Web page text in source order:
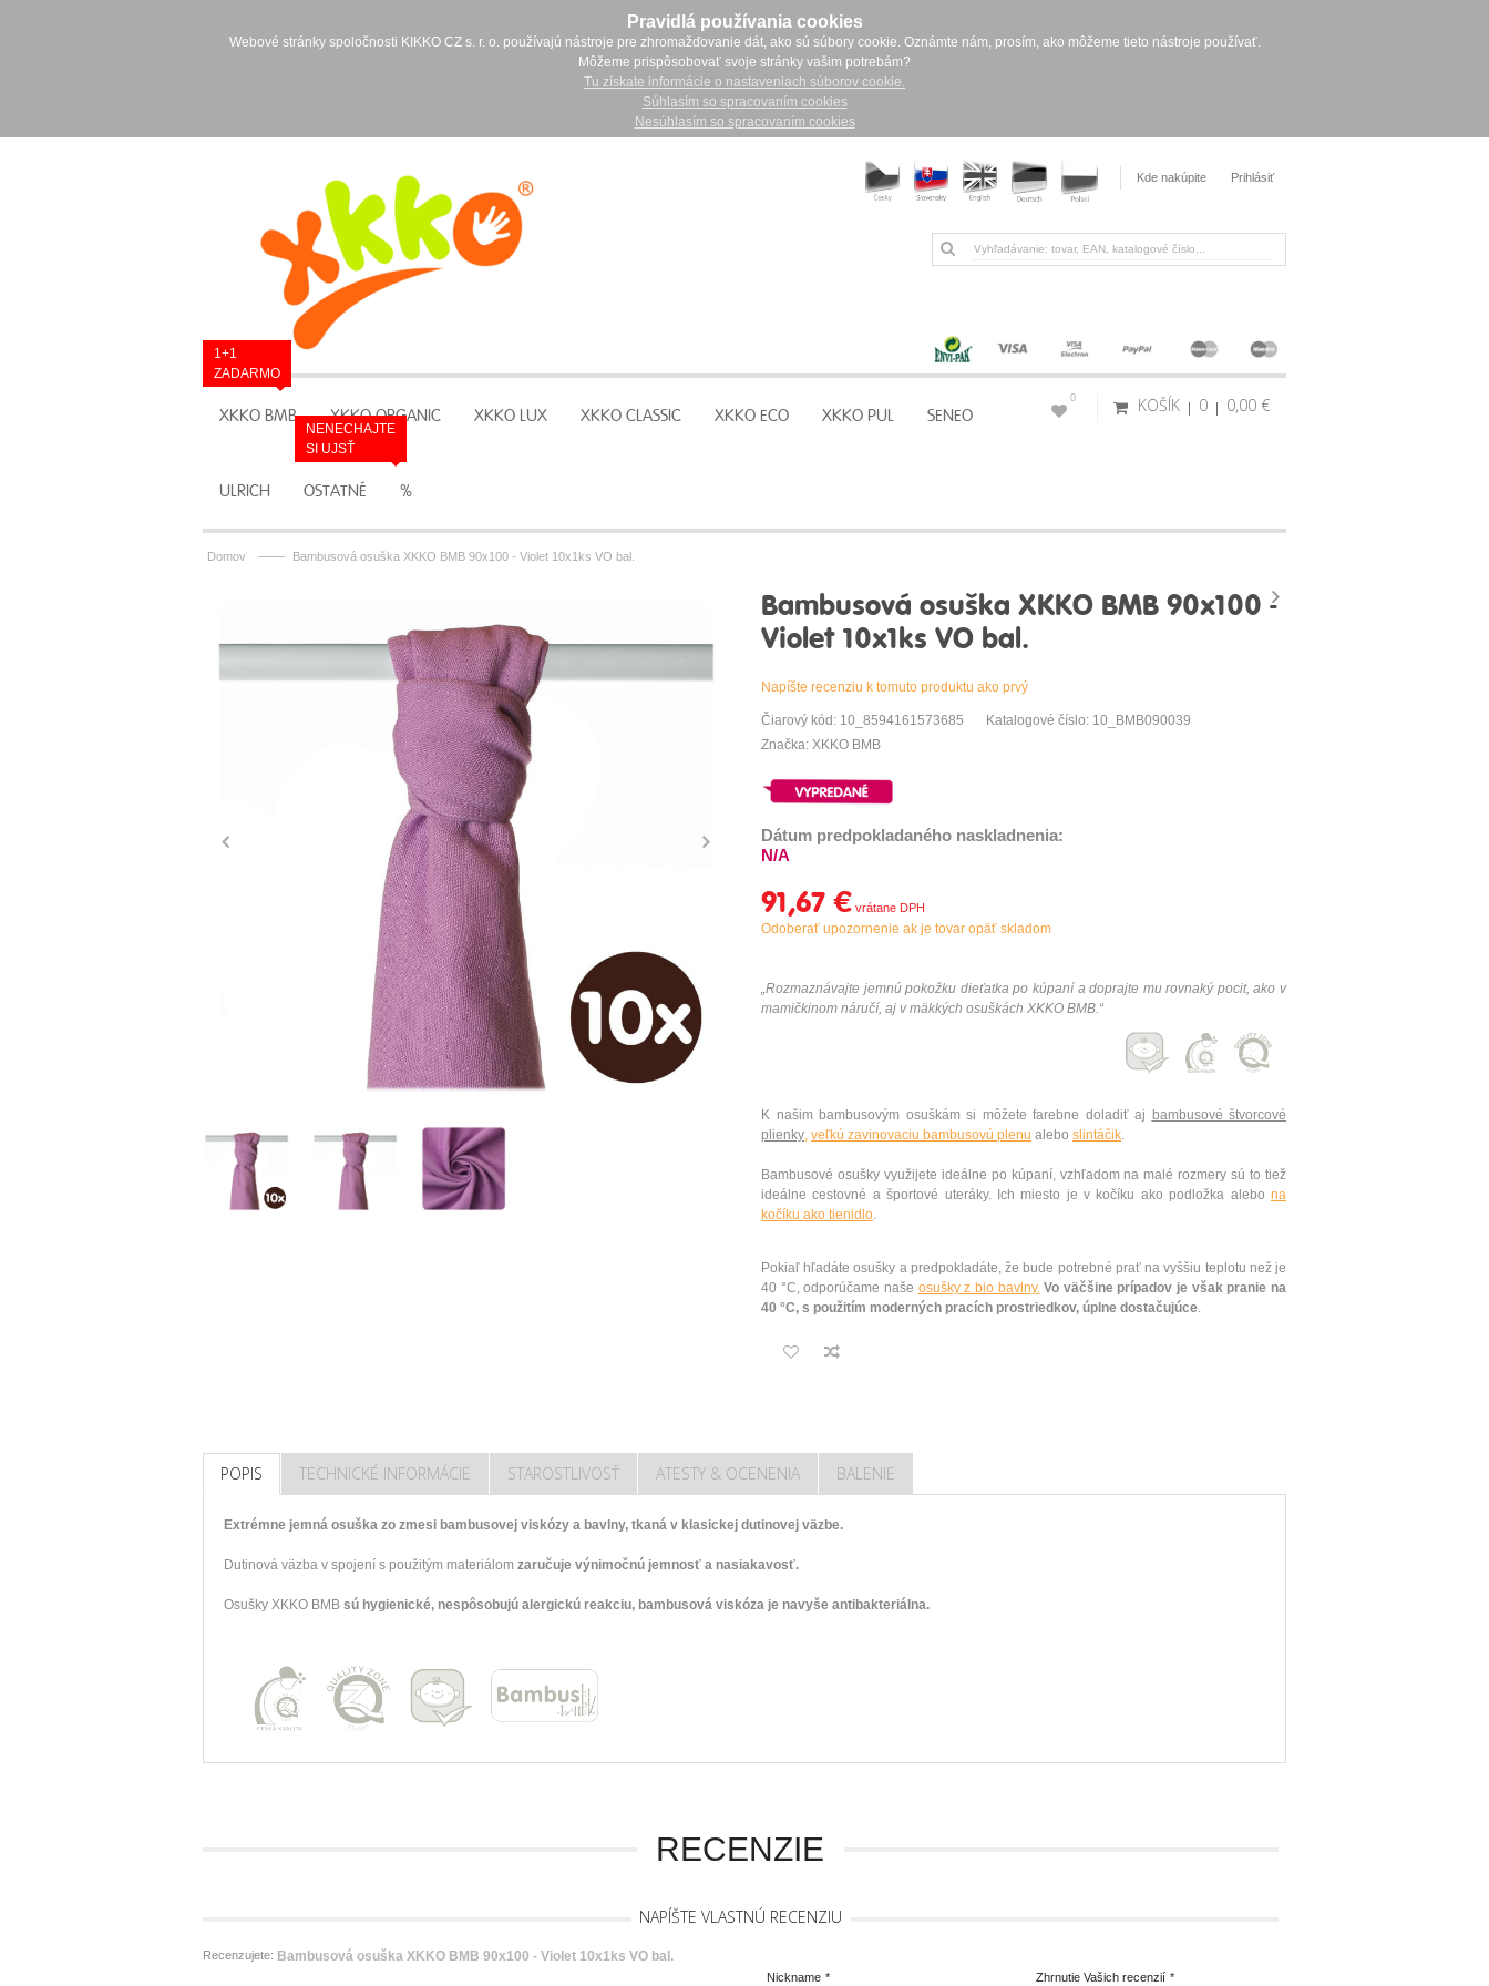
Pravidlá používania cookies
Webové stránky spoločnosti KIKKO CZ s. r. o. používajú nástroje pre zhromažďovanie dát, ako sú súbory cookie. Oznámte nám, prosím, ako môžeme tieto nástroje používať.
Môžeme prispôsobovať svoje stránky vašim potrebám?
Tu získate informácie o nastaveniach súborov cookie.
Súhlasím so spracovaním cookies
Nesúhlasím so spracovaním cookies
Kde nakúpite Prihlásiť
XKKO BMB
1+1
ZADARMO
XKKO ORGANIC XKKO LUX XKKO CLASSIC XKKO ECO XKKO PUL SENEO
ULRICH OSTATNÉ %
NENECHAJTE
SI UJSŤ
KOŠÍK 0 0,00 €
0
Domov —— Bambusová osuška XKKO BMB 90x100 - Violet 10x1ks VO bal.
Bambusová osuška XKKO BMB 90x100 -
Violet 10x1ks VO bal.
Napíšte recenziu k tomuto produktu ako prvý
Čiarový kód: 10_8594161573685
Katalogové číslo: 10_BMB090039
Značka: XKKO BMB
Dátum predpokladaného naskladnenia:
N/A
91,67 €
Odoberať upozornenie ak je tovar opäť skladom
„Rozmaznávajte jemnú pokožku dieťatka po kúpaní a doprajte mu rovnaký pocit, ako v
mamičkinom náručí, aj v mäkkých osuškách XKKO BMB.“
K našim bambusovým osuškám si môžete farebne doladiť aj
bambusové štvorcové
plienky, veľkú zavinovaciu bambusovú plenu alebo slintáčik.
Bambusové osušky využijete ideálne po kúpaní, vzhľadom na malé rozmery sú to tiež
ideálne cestovné a športové uteráky. Ich miesto je v kočíku ako podložka alebo na
kočíku ako tienidlo.
Pokiaľ hľadáte osušky a predpokladáte, že bude potrebné prať na vyššiu teplotu než je
40 °C, odporúčame naše osušky z bio bavlny. Vo väčšine prípadov je však pranie na
40 °C, s použitím moderných pracích prostriedkov, úplne dostačujúce.
POPIS TECHNICKÉ INFORMÁCIE STAROSTLIVOSŤ ATESTY & OCENENIA BALENIE
Extrémne jemná osuška zo zmesi bambusovej viskózy a bavlny, tkaná v klasickej dutinovej väzbe.
Dutinová väzba v spojení s použitým materiálom zaručuje výnimočnú jemnosť a nasiakavosť.
Osušky XKKO BMB sú hygienické, nespôsobujú alergickú reakciu, bambusová viskóza je navyše antibakteriálna.
RECENZIE
NAPÍŠTE VLASTNÚ RECENZIU
Recenzujete: Bambusová osuška XKKO BMB 90x100 - Violet 10x1ks VO bal.
*
Nickname *
Zhrnutie Vašich recenzií